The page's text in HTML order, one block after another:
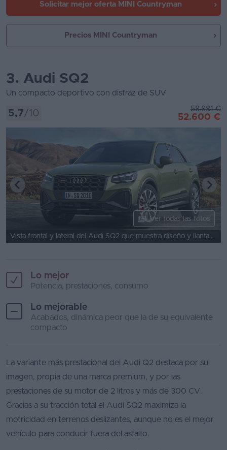
Solicitar mejor oferta MINI Countryman
Precios MINI Countryman
3. Audi SQ2
Un compacto deportivo con disfraz de SUV
5,7/10 58.881 €
52.600 €
Ver todas las fotos
Lo mejor
Potencia, prestaciones, consumo
Lo mejorable
Acabados, dinámica peor que la de su equivalente
compacto
La variante más prestacional del Audi Q2 destaca por su
imagen, propia de una marca premium, y por las
prestaciones de su motor de 2 litros y más de 300 CV.
Gracias a su tracción total el Audi SQ2 maximiza la
motricidad en terrenos deslizantes, aunque no es el mejor
vehículo para conducir fuera del asfalto.